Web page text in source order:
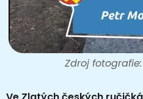
Zdroj